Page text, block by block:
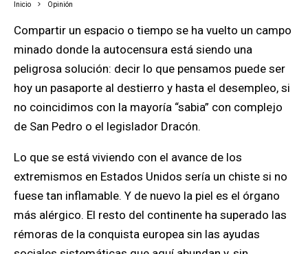
Inicio Opinión
Compartir un espacio o tiempo se ha vuelto un campo
minado donde la autocensura está siendo una
peligrosa solución: decir lo que pensamos puede ser
hoy un pasaporte al destierro y hasta el desempleo, si
no coincidimos con la mayoría “sabia” con complejo
de San Pedro o el legislador Dracón.
Lo que se está viviendo con el avance de los
extremismos en Estados Unidos sería un chiste si no
fuese tan inflamable. Y de nuevo la piel es el órgano
más alérgico. El resto del continente ha superado las
rémoras de la conquista europea sin las ayudas